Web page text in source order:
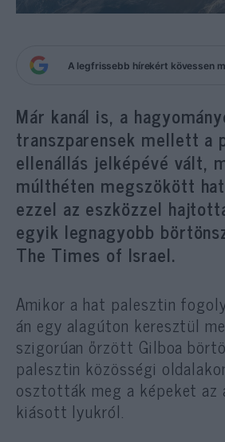
A legfrissebb hírekért kövessen
Már kanál is, a
transzparensek mellett a
ellenállás jelképévé vált,
múlthéten megszökött
ezzel az eszközzel
egyik legnagyobb
The Times of Israel.
Amikor a hat palesztin
án egy alagúton keresztül
szigorúan őrzött Gilboa
palesztin közösségi
osztották meg a képeket az
kiásott lyukról.